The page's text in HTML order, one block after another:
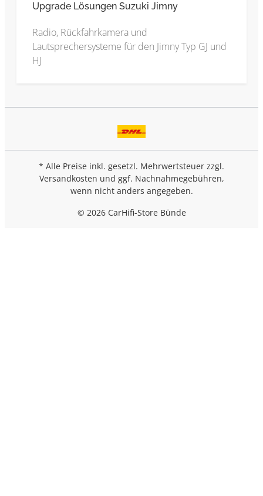
Upgrade Lösungen Suzuki Jimny
Radio, Rückfahrkamera und
Lautsprechersysteme für den Jimny Typ GJ und
HJ
* Alle Preise inkl. gesetzl. Mehrwertsteuer zzgl.
Versandkosten und ggf. Nachnahmegebühren,
wenn nicht anders angegeben.
© 2026 CarHifi-Store Bünde